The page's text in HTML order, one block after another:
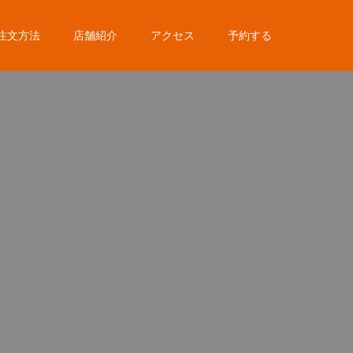
文方法 店舗紹介 アクセス 予約する